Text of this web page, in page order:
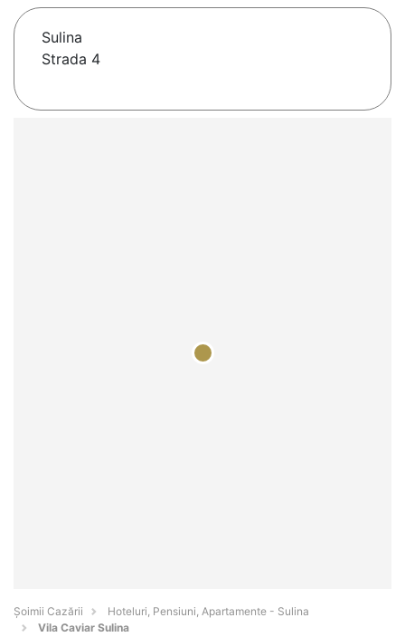
Sulina
Strada 4
Șoimii Cazării
Hoteluri, Pensiuni, Apartamente - Sulina
Vila Caviar Sulina